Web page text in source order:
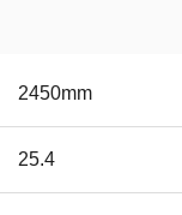
2450mm
25.4